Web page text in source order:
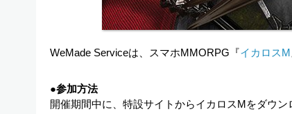
WeMade Serviceは、スマホMMORPG『イカロスM
●参加方法
開催期間中に、特設サイトからイカロスMをダウン